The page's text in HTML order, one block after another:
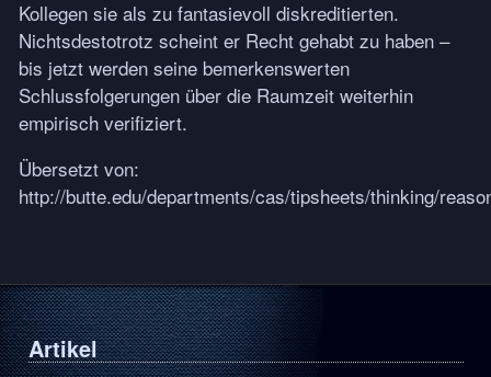
Kollegen sie als zu fantasievoll diskreditierten.
Nichtsdestotrotz scheint er Recht gehabt zu haben –
bis jetzt werden seine bemerkenswerten
Schlussfolgerungen über die Raumzeit weiterhin
empirisch verifiziert.
Übersetzt von:
http://butte.edu/departments/cas/tipsheets/thinking/
Artikel